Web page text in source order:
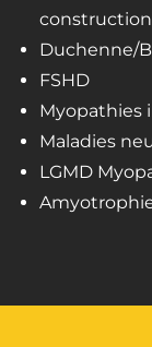
Duchenne/
FSHD
Myopathies
Maladies
LGMD